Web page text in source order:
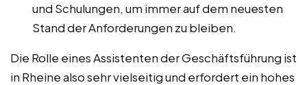
und Schulungen, um immer auf dem neuesten
Stand der Anforderungen zu bleiben.
Die Rolle eines Assistenten der Geschäftsführung ist
in Rheine also sehr vielseitig und erfordert ein hohes